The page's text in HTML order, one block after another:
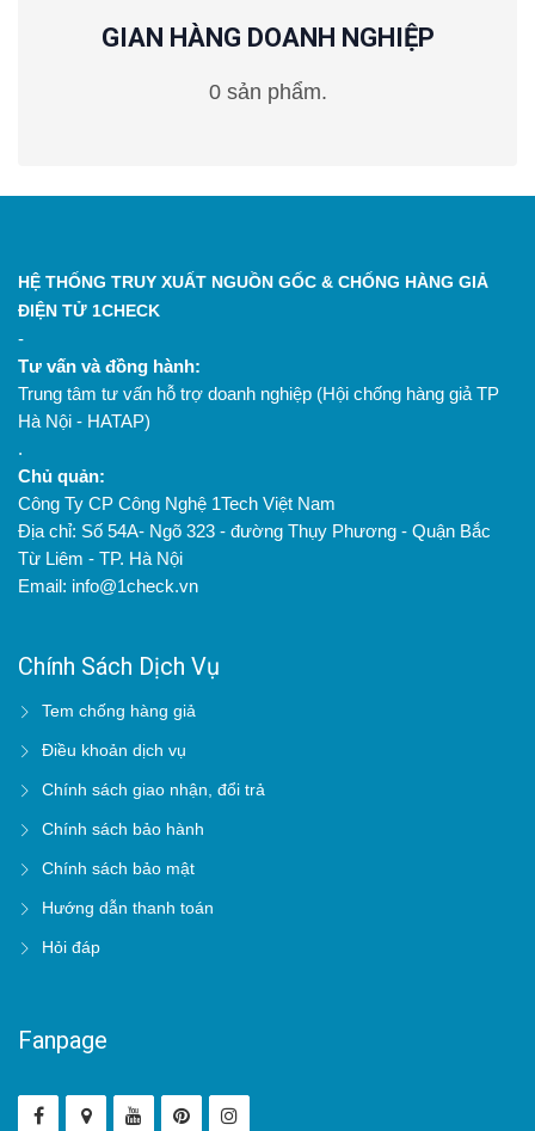
GIAN HÀNG DOANH NGHIỆP
0 sản phẩm.
HỆ THỐNG TRUY XUẤT NGUỒN GỐC & CHỐNG HÀNG GIẢ
ĐIỆN TỬ 1CHECK
-
Tư vấn và đồng hành:
Trung tâm tư vấn hỗ trợ doanh nghiệp (Hội chống hàng giả TP
Hà Nội - HATAP)
.
Chủ quản:
Công Ty CP Công Nghệ 1Tech Việt Nam
Địa chỉ: Số 54A- Ngõ 323 - đường Thụy Phương - Quận Bắc
Từ Liêm - TP. Hà Nội
Email: info@1check.vn
Chính Sách Dịch Vụ
Tem chống hàng giả
Điều khoản dịch vụ
Chính sách giao nhận, đổi trả
Chính sách bảo hành
Chính sách bảo mật
Hướng dẫn thanh toán
Hỏi đáp
Fanpage